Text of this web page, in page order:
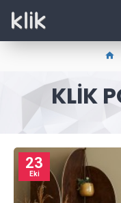
KLIK
23
Eki